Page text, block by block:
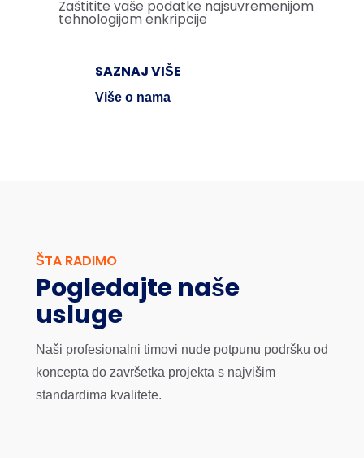
Zaštitite vaše podatke najsuvremenijom
tehnologijom enkripcije
SAZNAJ VIŠE
Više o nama
ŠTA RADIMO
Pogledajte naše
usluge
Naši profesionalni timovi nude potpunu podršku od
koncepta do završetka projekta s najvišim
standardima kvalitete.